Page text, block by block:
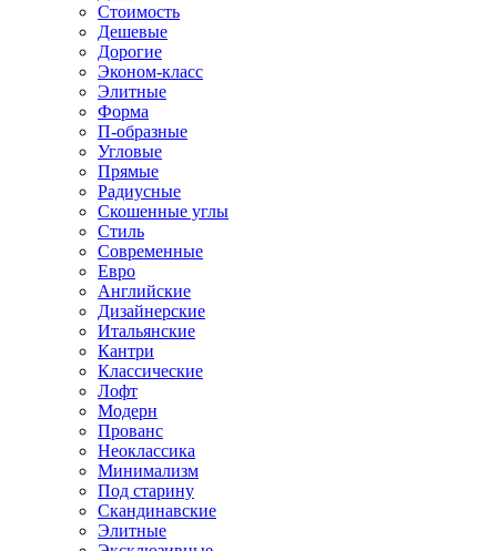
Стоимость
Дешевые
Дорогие
Эконом-класс
Элитные
Форма
П-образные
Угловые
Прямые
Радиусные
Скошенные углы
Стиль
Современные
Евро
Английские
Дизайнерские
Итальянские
Кантри
Классические
Лофт
Модерн
Прованс
Неоклассика
Минимализм
Под старину
Скандинавские
Элитные